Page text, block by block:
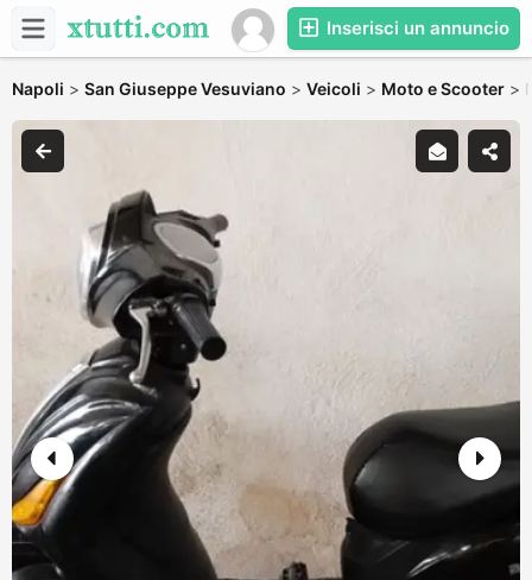
Inserisci un annuncio
Napoli > San Giuseppe Vesuviano > Veicoli > Moto e Scooter >